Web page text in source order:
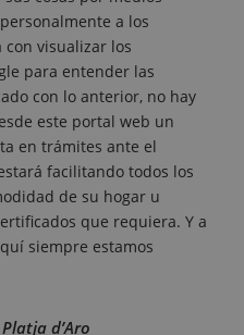
a los
con visualizar los
para entender las
con lo anterior, no hay
este portal web un
en trámites ante el
facilitando todos los
de su hogar u
que requiera. Y a
siempre estamos
d’Aro